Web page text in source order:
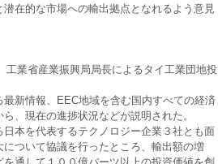
在的な市場への輸出拠点となれるよう意見
業省産業振興局局長によるタイ工業団地投
新情報、EEC地域を含む国内すべての経済
、現在の進捗状況などが説明された。
本を代表するテクノロジー企業３社とも面
ついて協議を行ったところ、輸出額の増